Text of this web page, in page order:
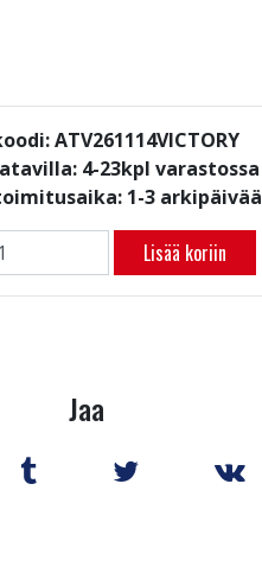
ATV261114VICTORY
4-23kpl varastossa
1-3 arkipäivää
Lisää koriin
Jaa